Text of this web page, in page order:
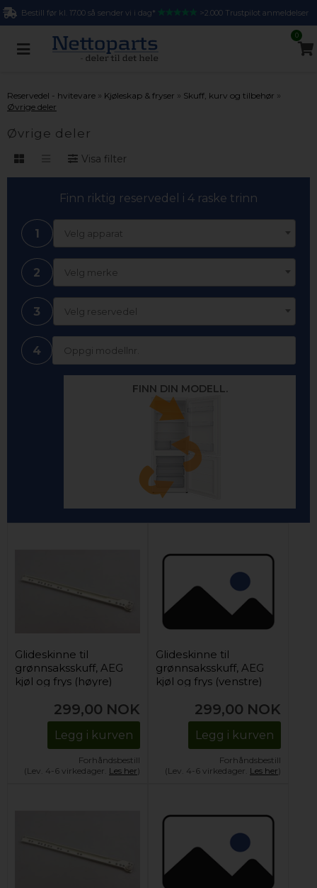
Bestill før kl. 17.00 så sender vi i dag* >2.000 Trustpilot anmeldelser
0
Reservedel - hvitevare » Kjøleskap & fryser » Skuff, kurv og tilbehør »
Øvrige deler
Øvrige deler
Visa filter
Finn riktig reservedel i 4 raske trinn
1 Velg apparat
2 Velg merke
3 Velg reservedel
4
FINN DIN MODELL.
Glideskinne til
grønnsaksskuff, AEG
kjøl og frys (høyre)
299,00 NOK
Legg i kurven
Forhåndsbestill
(Lev. 4-6 virkedager. Les her)
Glideskinne til
grønnsaksskuff, AEG
kjøl og frys (venstre)
299,00 NOK
Legg i kurven
Forhåndsbestill
(Lev. 4-6 virkedager. Les her)